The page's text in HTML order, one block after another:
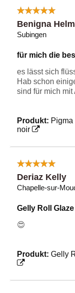
Benigna
Subingen
für mich die
es lässt sich
Hab schon
sind für mich mit
Produkt: Pigma
noir
Deriaz Kelly
Chapelle-sur-
Gelly Roll Glaze
😍
Produkt: Gelly